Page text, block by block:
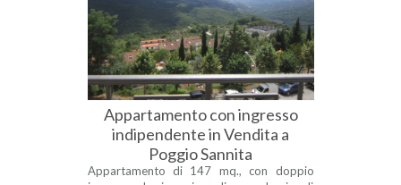
Appartamento con ingresso
indipendente in Vendita a
Poggio Sannita
Appartamento di 147 mq., con doppio